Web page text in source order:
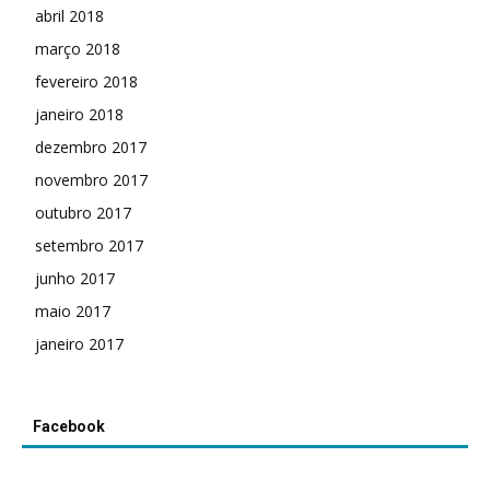
abril 2018
março 2018
fevereiro 2018
janeiro 2018
dezembro 2017
novembro 2017
outubro 2017
setembro 2017
junho 2017
maio 2017
janeiro 2017
Facebook